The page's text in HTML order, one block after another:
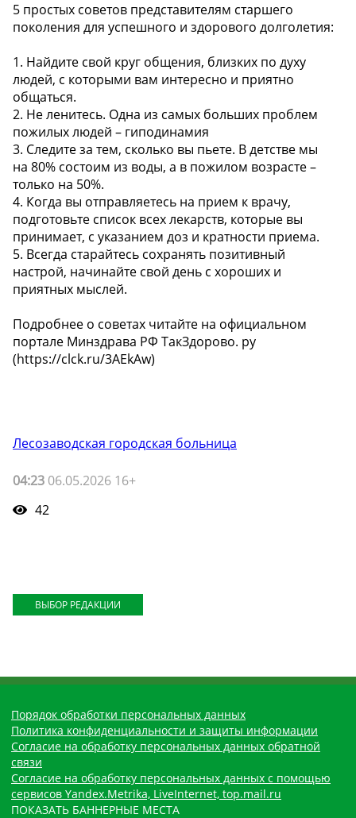
5 простых советов представителям старшего
поколения для успешного и здорового долголетия:
1. Найдите свой круг общения, близких по духу
людей, с которыми вам интересно и приятно
общаться.
2. Не ленитесь. Одна из самых больших проблем
пожилых людей – гиподинамия
3. Следите за тем, сколько вы пьете. В детстве мы
на 80% состоим из воды, а в пожилом возрасте –
только на 50%.
4. Когда вы отправляетесь на прием к врачу,
подготовьте список всех лекарств, которые вы
принимает, с указанием доз и кратности приема.
5. Всегда старайтесь сохранять позитивный
настрой, начинайте свой день с хороших и
приятных мыслей.
Подробнее о советах читайте на официальном
портале Минздрава РФ ТакЗдорово. ру
(https://clck.ru/3AEkAw)
Лесозаводская городская больница
04:23 06.05.2026 16+
42
ВЫБОР РЕДАКЦИИ
Порядок обработки персональных данных
Политика конфиденциальности и защиты информации
Согласие на обработку персональных данных обратной
связи
Согласие на обработку персональных данных с помощью
сервисов Yandex.Metrika, LiveInternet, top.mail.ru
ПОКАЗАТЬ БАННЕРНЫЕ МЕСТА